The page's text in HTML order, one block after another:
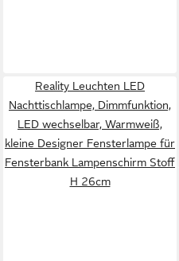
Reality Leuchten LED
Nachttischlampe, Dimmfunktion,
LED wechselbar, Warmweiß,
kleine Designer Fensterlampe für
Fensterbank Lampenschirm Stoff
H 26cm